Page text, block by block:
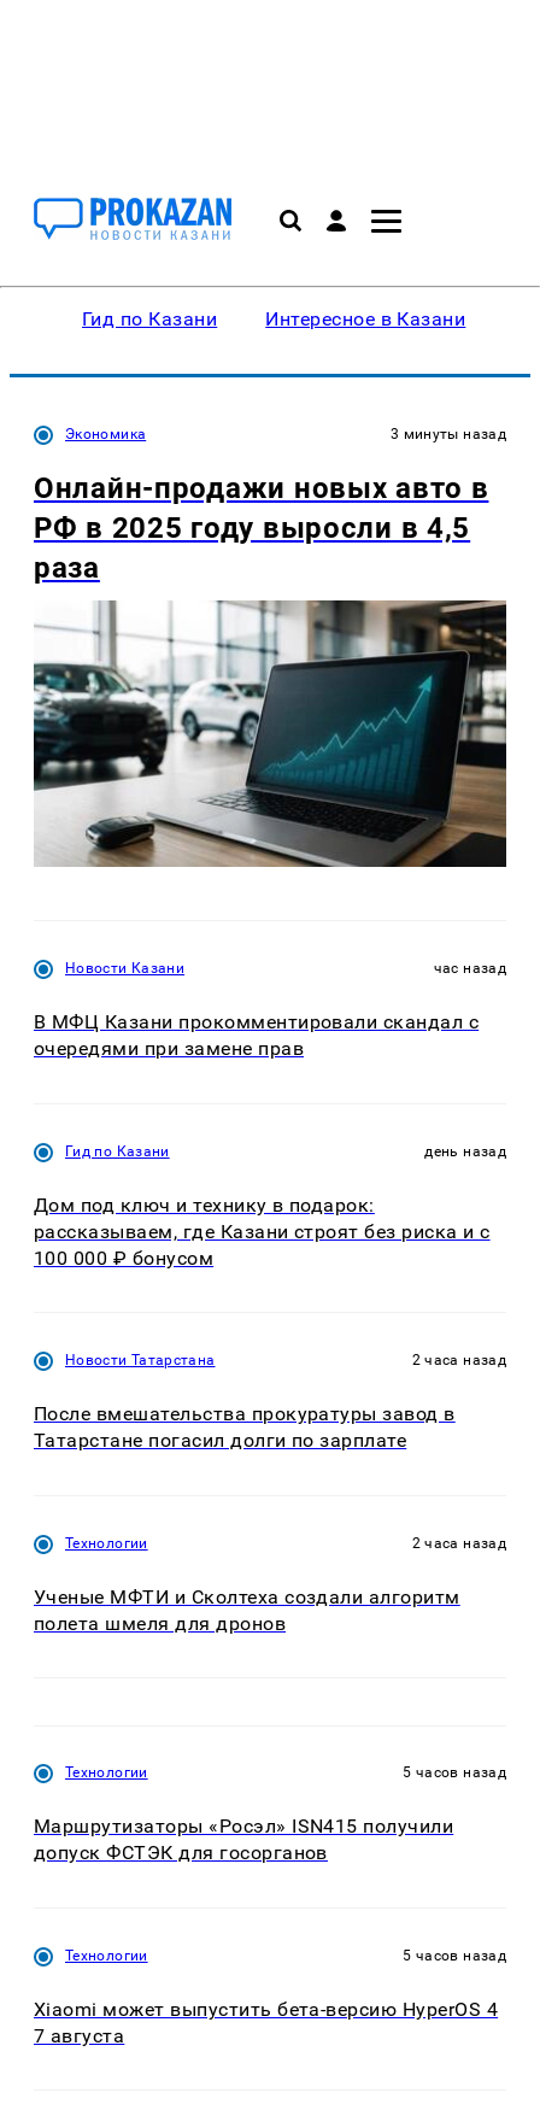
Гид по Казани Интересное в Казани
Экономика 3 минуты назад
Онлайн-продажи новых авто в
РФ в 2025 году выросли в 4,5
раза
Новости Казани час назад
В МФЦ Казани прокомментировали скандал с
очередями при замене прав
Гид по Казани день назад
Дом под ключ и технику в подарок:
рассказываем, где Казани строят без риска и с
100 000 ₽ бонусом
Новости Татарстана 2 часа назад
После вмешательства прокуратуры завод в
Татарстане погасил долги по зарплате
Технологии 2 часа назад
Ученые МФТИ и Сколтеха создали алгоритм
полета шмеля для дронов
Технологии 5 часов назад
Маршрутизаторы «Росэл» ISN415 получили
допуск ФСТЭК для госорганов
Технологии 5 часов назад
Xiaomi может выпустить бета-версию HyperOS 4
7 августа